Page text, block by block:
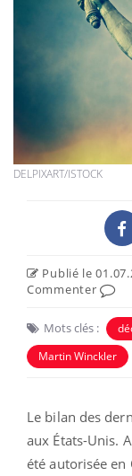
DELPIXART/ISTOCK
Publié le
Commenter
Mots clés :
Martin Winckler
Le bilan des
aux États-Unis.
été autorisée en